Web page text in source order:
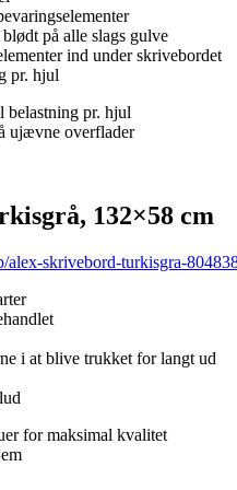
på alle slags gulve
ind under skrivebordet
pr. hjul
belastning pr. hjul
ujævne overflader
132×58 cm
alex-skrivebord-turkisgra-
i at blive trukket for langt ud
for maksimal kvalitet